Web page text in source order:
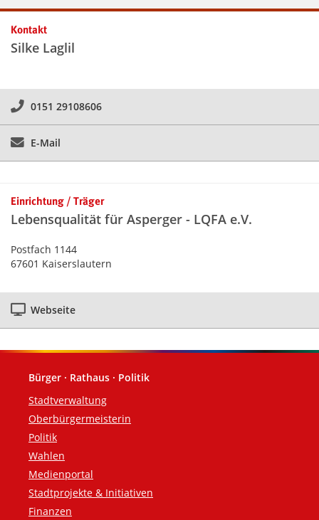
Kontakt
Silke Laglil
0151 29108606
E-Mail
Einrichtung / Träger
Lebensqualität für Asperger - LQFA e.V.
Postfach 1144
67601 Kaiserslautern
Webseite
Fußzeile
Bürger · Rathaus · Politik
Stadtverwaltung
Oberbürgermeisterin
Politik
Wahlen
Medienportal
Stadtprojekte & Initiativen
Finanzen